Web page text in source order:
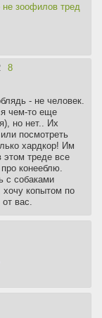
не зоофилов тред
8
- не человек.
чем-то еще
но нет.. Их
посмотреть
хардкор! Им
треде все
конееблю.
с собаками
хочу копытом по
вас.